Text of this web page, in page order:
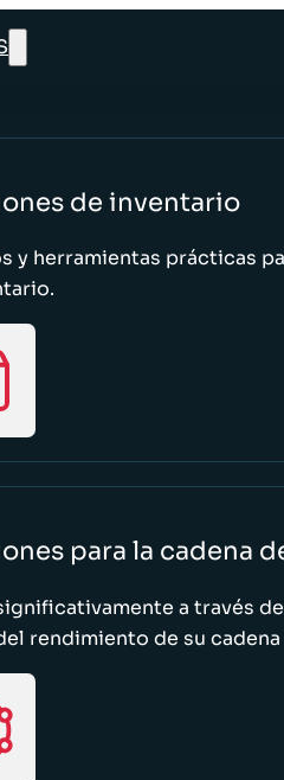
de inventario
y herramientas prácticas
para la cadena
a través
rendimiento de su